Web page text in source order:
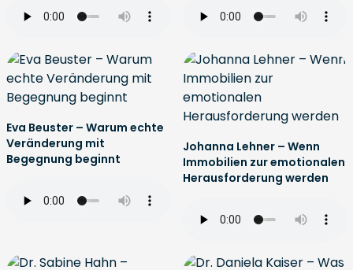
Eva Beuster – Warum echte
Veränderung mit
Begegnung beginnt
Johanna Lehner – Wenn
Immobilien zur emotionalen
Herausforderung werden